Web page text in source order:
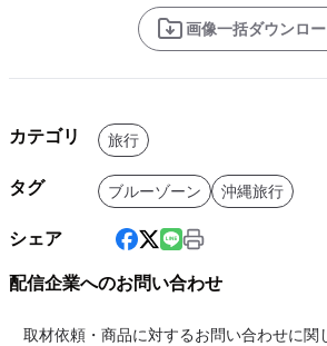
画像一括ダウンロ
カテゴリ 旅行
タグ ブルーゾーン 沖縄旅行
シェア
配信企業へのお問い合わせ
取材依頼・商品に対するお問い合わせに関